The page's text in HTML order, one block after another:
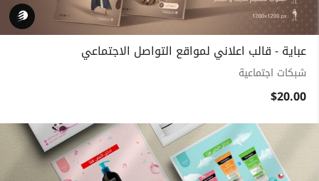
عباية - قالب اعلاني لمواقع التواصل الاجتماعي
شبكات اجتماعية
$20.00